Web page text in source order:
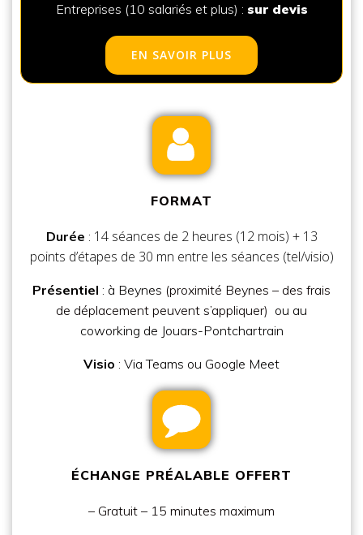
Entreprises (10 salariés et plus) : sur devis
EN SAVOIR PLUS
FORMAT
Durée : 14 séances de 2 heures (12 mois) + 13
points d’étapes de 30 mn entre les séances (tel/visio)
Présentiel : à Beynes (proximité Beynes – des frais
de déplacement peuvent s’appliquer) ou au
coworking de Jouars-Pontchartrain
Visio : Via Teams ou Google Meet
ÉCHANGE PRÉALABLE OFFERT
– Gratuit – 15 minutes maximum